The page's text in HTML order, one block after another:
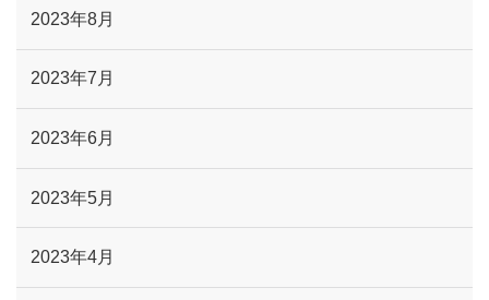
2023年8月
2023年7月
2023年6月
2023年5月
2023年4月